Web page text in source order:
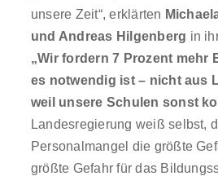
unsere Zeit“, erklärten
und Andreas Hilgenberg in
„Wir fordern 7 Prozent mehr
es notwendig ist – nicht aus
weil unsere Schulen sonst
Landesregierung weiß selbst,
Personalmangel die größte
größte Gefahr für das